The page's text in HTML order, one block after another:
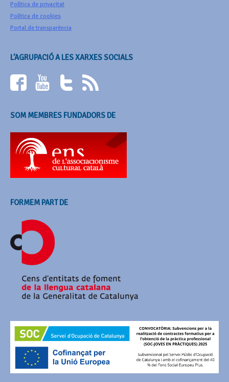
Política de privacitat
Política de cookies
Portal de transparència
L’AGRUPACIÓ A LES XARXES SOCIALS
SOM MEMBRES FUNDADORS DE
FORMEM PART DE